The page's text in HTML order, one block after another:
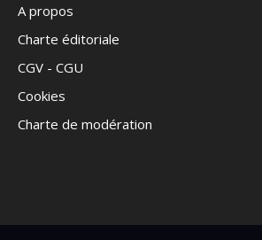
A propos
Charte éditoriale
CGV - CGU
Cookies
Charte de modération